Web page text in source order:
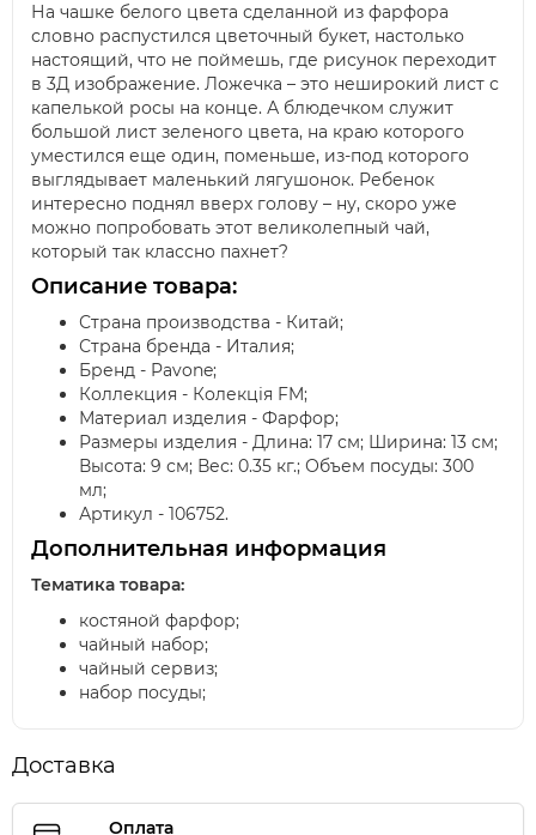
На чашке белого цвета сделанной из фарфора
словно распустился цветочный букет, настолько
настоящий, что не поймешь, где рисунок переходит
в 3Д изображение. Ложечка – это неширокий лист с
капелькой росы на конце. А блюдечком служит
большой лист зеленого цвета, на краю которого
уместился еще один, поменьше, из-под которого
выглядывает маленький лягушонок. Ребенок
интересно поднял вверх голову – ну, скоро уже
можно попробовать этот великолепный чай,
который так классно пахнет?
Описание товара:
Страна производства - Китай;
Страна бренда - Италия;
Бренд - Pavone;
Коллекция - Колекція FM;
Материал изделия - Фарфор;
Размеры изделия - Длина: 17 см; Ширина: 13 см;
Высота: 9 см; Вес: 0.35 кг.; Объем посуды: 300
мл;
Артикул - 106752.
Дополнительная информация
Тематика товара:
костяной фарфор;
чайный набор;
чайный сервиз;
набор посуды;
Доставка
Оплата